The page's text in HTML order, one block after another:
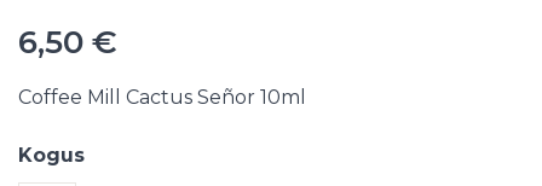
6,50 €
Coffee Mill Cactus Señor 10ml
Kogus